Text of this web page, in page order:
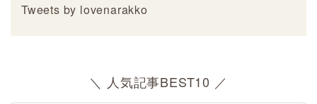
Tweets by lovenarakko
＼ 人気記事BEST10 ／